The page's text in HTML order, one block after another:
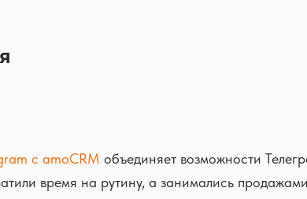
с amoCRM объединяет возможности
время на рутину, а занимались